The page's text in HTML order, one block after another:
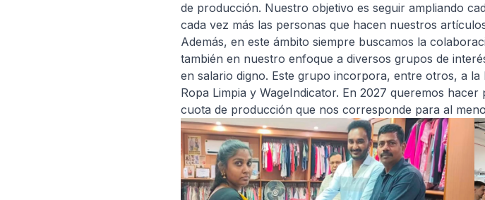
de producción. Nuestro objetivo es seguir ampliando
cada vez más las personas que hacen nuestros
Además, en este ámbito siempre buscamos la
también en nuestro enfoque a diversos grupos de
en salario digno. Este grupo incorpora, entre otros, a la
Ropa Limpia y WageIndicator. En 2027 queremos
cuota de producción que nos corresponde para al